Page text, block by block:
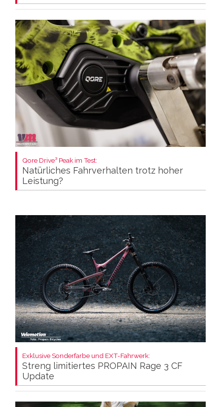
Qore Drive³ Peak im Test:
Natürliches Fahrverhalten trotz hoher
Leistung?
Exklusive Sonderfarbe und EXT-Fahrwerk:
Streng limitiertes PROPAIN Rage 3 CF
Update